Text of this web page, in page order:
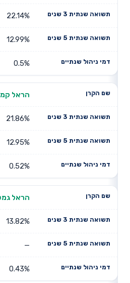
22.14%
12.99%
0.5%
הראל
21.86%
12.95%
0.52%
הראל
13.82%
—
0.43%